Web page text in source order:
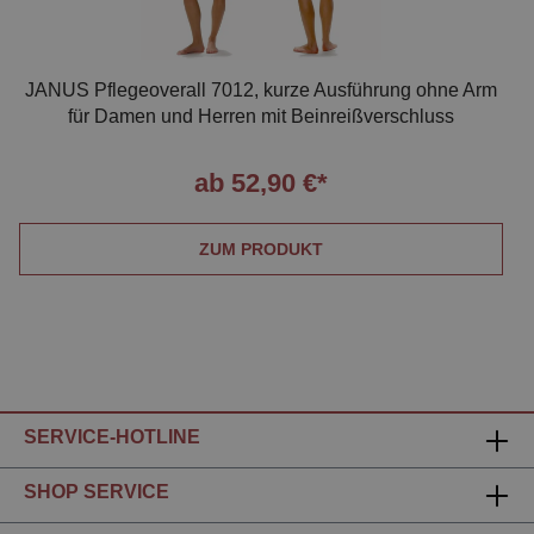
JANUS Pflegeoverall 7012, kurze Ausführung ohne Arm
für Damen und Herren mit Beinreißverschluss
ab 52,90 €*
ZUM PRODUKT
SERVICE-HOTLINE
SHOP SERVICE